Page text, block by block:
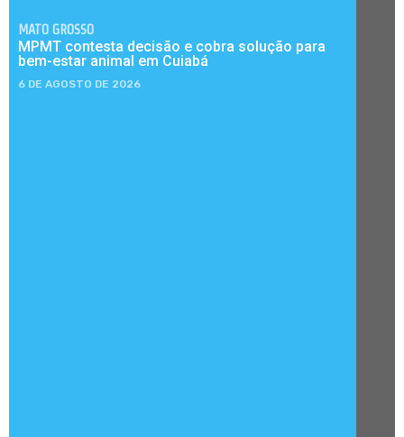
MATO GROSSO
MPMT contesta decisão e cobra solução para
bem-estar animal em Cuiabá
6 DE AGOSTO DE 2026